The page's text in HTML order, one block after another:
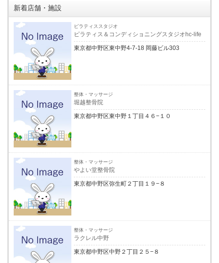
新着店舗・施設
ピラティススタジオ
ピラティス＆コンディショニングスタジオhc-life
東京都中野区東中野4-7-18 岡藤ビル303
整体・マッサージ
堀越整骨院
東京都中野区東中野１丁目４６−１０
整体・マッサージ
やよい堂整骨院
東京都中野区弥生町２丁目１９−８
整体・マッサージ
ラクレル中野
東京都中野区中野２丁目２５−８